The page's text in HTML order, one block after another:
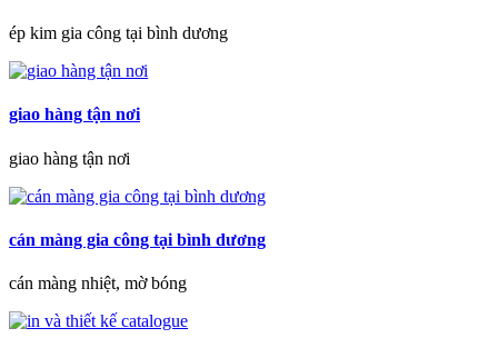
ép kim gia công tại bình dương
giao hàng tận nơi
giao hàng tận nơi
cán màng gia công tại bình dương
cán màng nhiệt, mờ bóng